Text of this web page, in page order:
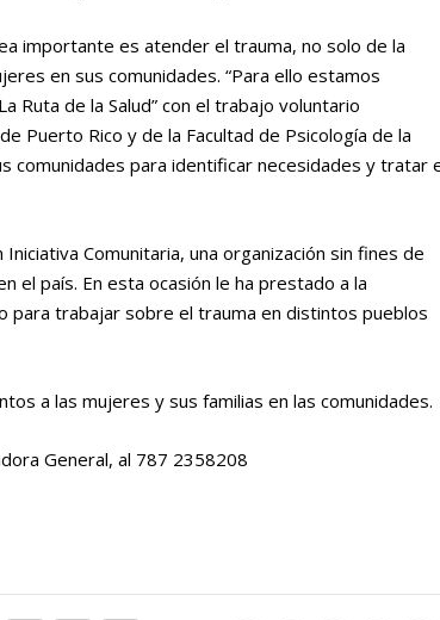
importante es atender el trauma, no solo de la
en sus comunidades. “Para ello estamos
Ruta de la Salud” con el trabajo voluntario
Puerto Rico y de la Facultad de Psicología de la
comunidades para identificar necesidades y tratar
Comunitaria, una organización sin fines de
el país. En esta ocasión le ha prestado a la
para trabajar sobre el trauma en distintos pueblos
a las mujeres y sus familias en las comunidades.
General, al 787 2358208